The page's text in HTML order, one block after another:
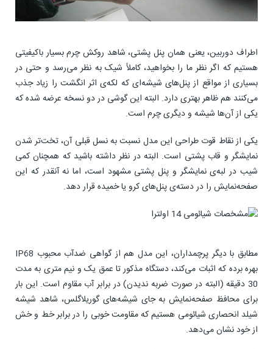
اطراف دوربین، یعنی همان پنل پشتی، شاهد روکش چرم بسیار باکیفیتی
هستیم که اگر نظر ما را بخواهید، کاملاً شیک به نظر می‌رسد و حتی در
بسیاری از مواقع از پنل‌های شیشه‌ای که لکه‌ی اثر انگشت را زیاد جذب
می‌کنند هم ظاهر بهتری دارد. البته این گوشی در دو نسخه عرضه شده که
یکی از آن‌ها شیشه و دیگری چرم است.
یکی از نقاط قوت طراحی این مدل نسبت به نسل قبلی آن، تخت‌تر شدن
نمایشگر و قاب پشتی است. البته در نظر داشته باشید که همچنان کمی
شیب در لبه‌ی نمایشگر و پنل پشتی مشهود است، اما نه آنقدر که این
صفحه‌نمایش را در دسته‌ی پنل‌های کرو یا خمیده قرار دهد.
مطابق با دیگر پرچمداران، این مدل هم از گواهی ضدآب محبوب IP68
بهره برده که اثبات می‌کند، دستگاه مذکور تا عمق یک و نیم متری به مدت
30 دقیقه (البته در صورت ضربه ندیدن) در برابر آب مقاوم است. این بار
برای محافظ صفحه‌نمایش به جای شیشه‌های گوریلاگلس، شاهد شیشه
شیلد انحصاری شیائومی هستیم که مقاومت خوبی را در برابر خط و خش
از خود نشان می‌دهد.